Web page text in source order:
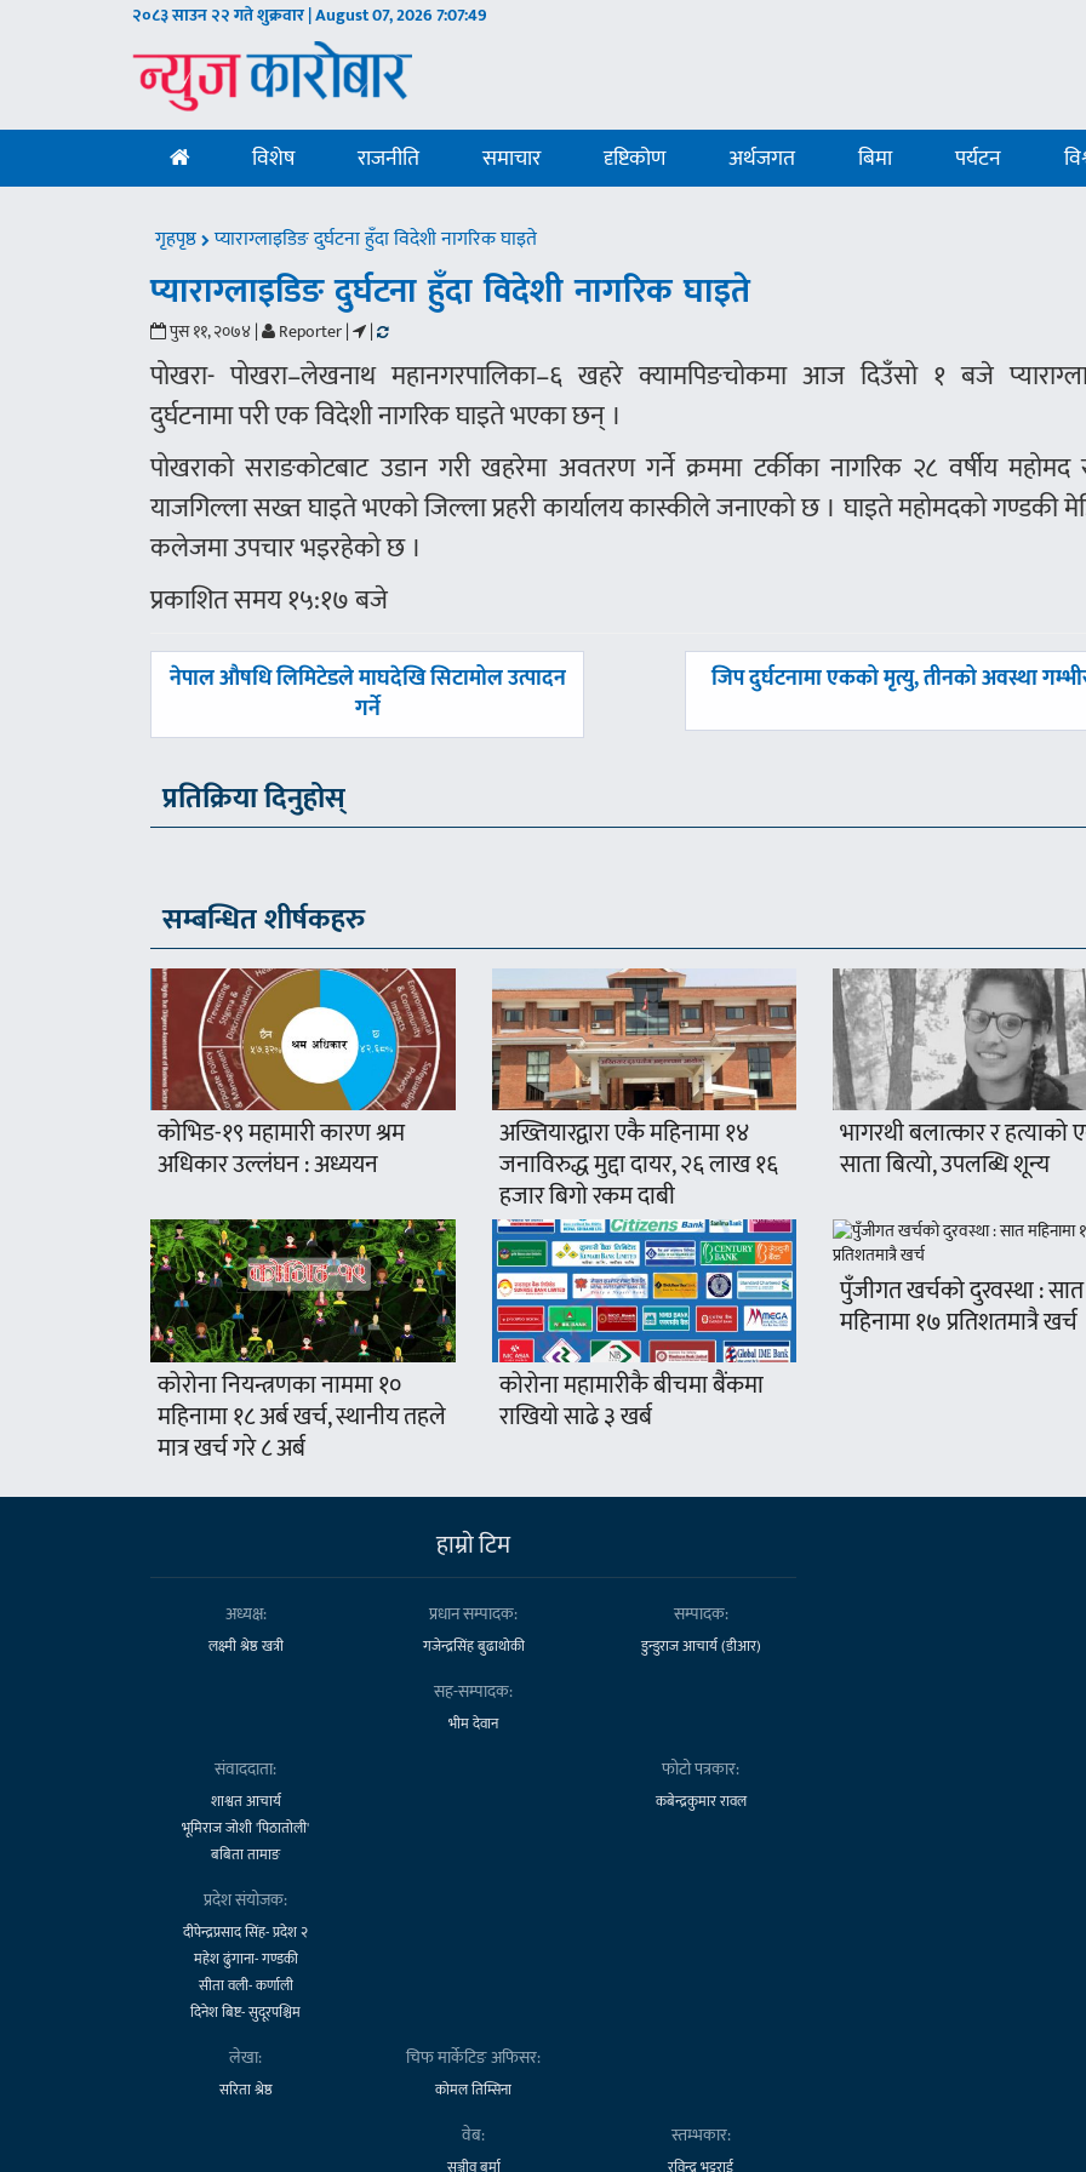
२०८३ साउन २२ गते शुक्रवार | August 07, 20267:07:50
विशेष राजनीति समाचार दृष्टिकोण अर्थजगत बिमा पर्यटन
गृहपृष्ठ प्याराग्लाइडिङ दुर्घटना हुँदा विदेशी नागरिक घाइते
प्याराग्लाइडिङ दुर्घटना हुँदा विदेशी नागरिक घाइते
पुस ११, २०७४ | Reporter | |
पोखरा- पोखरा–लेखनाथ महानगरपालिका–६ खहरे क्यामपिङचोकमा आज दिउँसो १ बजे
दुर्घटनामा परी एक विदेशी नागरिक घाइते भएका छन् ।
पोखराको सराङकोटबाट उडान गरी खहरेमा अवतरण गर्ने क्रममा टर्कीका नागरिक २८ वर्षीय
याजगिल्ला सख्त घाइते भएको जिल्ला प्रहरी कार्यालय कास्कीले जनाएको छ । घाइते महोमदको गण्डकी
कलेजमा उपचार भइरहेको छ ।
प्रकाशित समय १५:१७ बजे
पछिल्लाे
नेपाल औषधि लिमिटेडले माघदेखि सिटामोल उत्पादन
गर्ने
अघिल्लाे
जिप दुर्घटनामा एकको मृत्यु, तीनको अवस्था
प्रतिक्रिया दिनुहोस्
सम्बन्धित शीर्षकहरु
कोभिड-१९ महामारी कारण श्रम
अधिकार उल्लंघन : अध्ययन
अख्तियारद्वारा एकै महिनामा १४
जनाविरुद्ध मुद्दा दायर, २६ लाख १६
हजार बिगो रकम दाबी
भागरथी बलात्कार र हत्याको
साता बित्यो, उपलब्धि शून्य
कोरोना नियन्त्रणका नाममा १०
महिनामा १८ अर्ब खर्च, स्थानीय तहले
मात्र खर्च गरे ८ अर्ब
कोरोना महामारीकै बीचमा बैंकमा
राखियो साढे ३ खर्ब
पुँजीगत खर्चको दुरवस्था : सात
महिनामा १७ प्रतिशतमात्रै खर्च
हाम्राे टिम
अध्यक्ष:
लक्ष्मी श्रेष्ठ खत्री
प्रधान सम्पादक:
गजेन्द्रसिंह बुढाथोकी
सम्पादक:
डुन्डुराज आचार्य (डीआर)
सह-सम्पादक:
भीम देवान
संवाददाता:
शाश्वत आचार्य
भूमिराज जोशी 'पिठातोली'
बबिता तामाङ
फोटो पत्रकार:
कबेन्द्रकुमार रावल
प्रदेश संयोजक:
दीपेन्द्रप्रसाद सिंह- प्रदेश २
महेश ढुंगाना- गण्डकी
सीता वली- कर्णाली
दिनेश बिष्ट- सुदूरपश्चिम
लेखा:
सरिता श्रेष्ठ
चिफ मार्केटिङ अफिसर:
कोमल तिम्सिना
वेब:
सञ्जीव बर्मा
स्तम्भकार:
रविन्द्र भट्टराई